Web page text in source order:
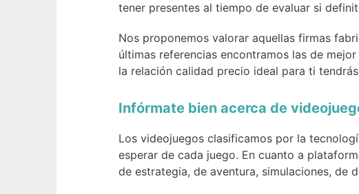
tener presentes al tiempo de evaluar si
Nos proponemos valorar aquellas firmas
últimas referencias encontramos las de
la relación calidad precio ideal para ti
Infórmate bien acerca de
Los videojuegos clasificamos por la
esperar de cada juego. En cuanto a
de estrategia, de aventura, simulaciones, de